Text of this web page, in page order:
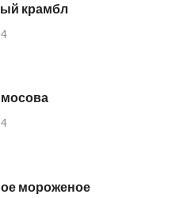
крамбл
мороженое